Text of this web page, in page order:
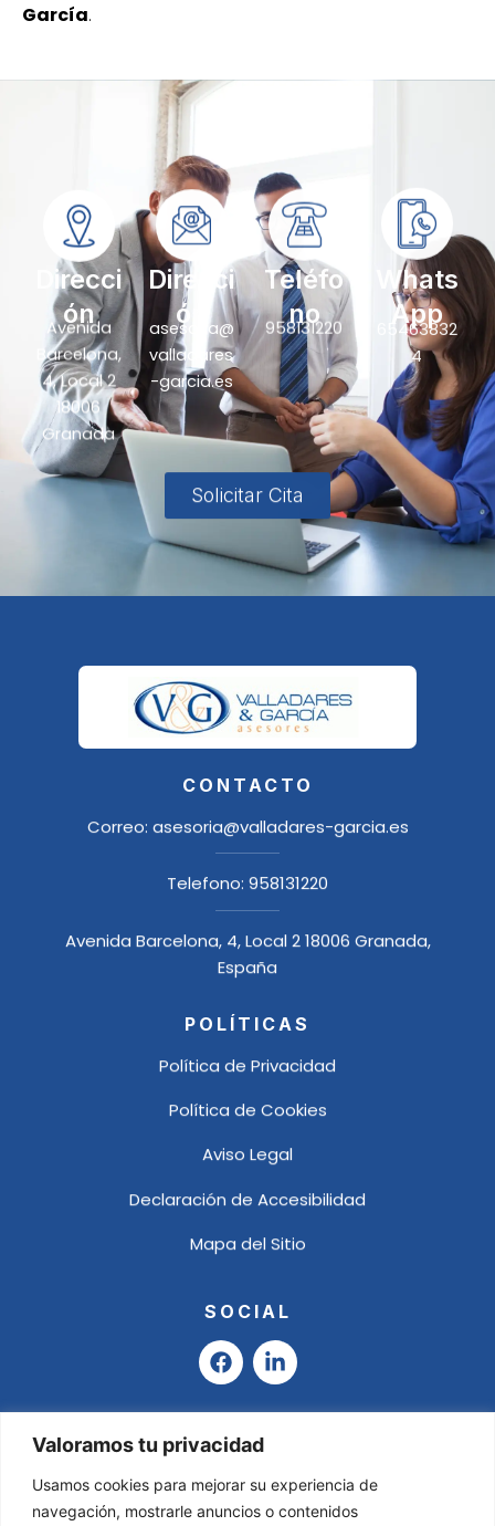
Valoramos tu privacidad
Usamos cookies para mejorar su experiencia de
navegación, mostrarle anuncios o contenidos
García.
Direcci
ón
Avenida
Barcelona,
4, Local 2
18006
Granada
Direcci
ón
asesoria@
valladares
-garcia.es
Teléfo
no
958131220
Whats
App
65463832
4
Solicitar Cita
CONTACTO
Correo: asesoria@valladares-garcia.es
Telefono: 958131220
Avenida Barcelona, 4, Local 2 18006 Granada,
España
POLÍTICAS
Política de Privacidad
Política de Cookies
Aviso Legal
Declaración de Accesibilidad
Mapa del Sitio
SOCIAL
F
a
e
b
o
o
k
L
i
k
i
n